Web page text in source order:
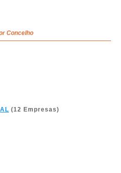
Concelho
(12 Empresas)